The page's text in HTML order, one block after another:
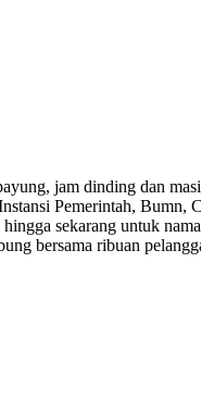
jam dinding dan
Pemerintah,
sekarang untuk
bersama ribuan